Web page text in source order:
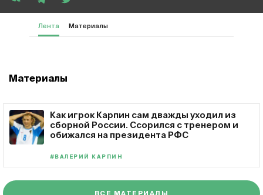
Лента Материалы
Материалы
Как игрок Карпин сам дважды уходил из
сборной России. Ссорился с тренером и
обижался на президента РФС
#ВАЛЕРИЙ КАРПИН
ВСЕ МАТЕРИАЛЫ